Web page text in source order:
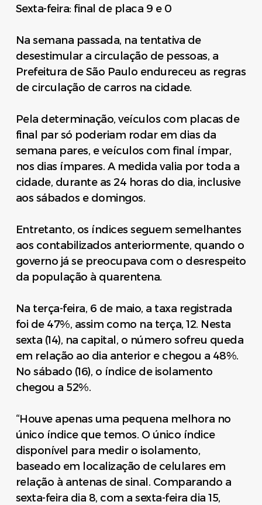
Sexta-feira: final de placa 9 e 0
Na semana passada, na tentativa de
desestimular a circulação de pessoas, a
Prefeitura de São Paulo endureceu as regras
de circulação de carros na cidade.
Pela determinação, veículos com placas de
final par só poderiam rodar em dias da
semana pares, e veículos com final ímpar,
nos dias ímpares. A medida valia por toda a
cidade, durante as 24 horas do dia, inclusive
aos sábados e domingos.
Entretanto, os índices seguem semelhantes
aos contabilizados anteriormente, quando o
governo já se preocupava com o desrespeito
da população à quarentena.
Na terça-feira, 6 de maio, a taxa registrada
foi de 47%, assim como na terça, 12. Nesta
sexta (14), na capital, o número sofreu queda
em relação ao dia anterior e chegou a 48%.
No sábado (16), o índice de isolamento
chegou a 52%.
“Houve apenas uma pequena melhora no
único índice que temos. O único índice
disponível para medir o isolamento,
baseado em localização de celulares em
relação à antenas de sinal. Comparando a
sexta-feira dia 8, com a sexta-feira dia 15,